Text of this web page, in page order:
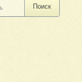
Поиск